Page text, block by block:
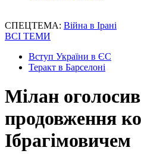
СПЕЦТЕМА: Війна в Ірані
ВСІ ТЕМИ
Вступ України в ЄС
Теракт в Барселоні
Мілан
продовження
Ібрагімовичем